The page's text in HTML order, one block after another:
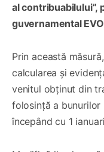
al contribuabilului”,
guvernamental
Prin această
calcularea și
venitul obținut din
folosință a
începând cu 1